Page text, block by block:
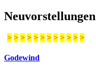
Neuvorstellungen
> > > > > > > > > > > >
Godewind